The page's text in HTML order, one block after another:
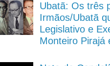
Ubatã: Os três
Irmãos/Ubatã
Legislativo e
Monteiro Pirajá